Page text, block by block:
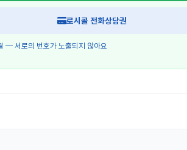
로시콜 전화상담권
— 서로의 번호가 노출되지 않아요